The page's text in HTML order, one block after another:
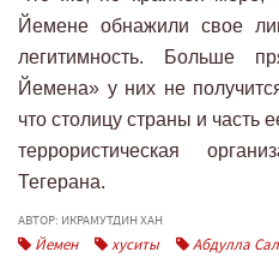
Йемене обнажили свое
легитимность. Больше
Йемена» у них не
что столицу страны и часть
террористическая
Тегерана.
АВТОР: ИКРАМУТДИН ХАН
Йемен хуситы Абдулла